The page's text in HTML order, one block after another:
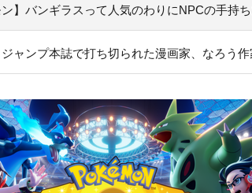
ン】バンギラスって人気のわりにNPCの手持
ジャンプ本誌で打ち切られた漫画家、なろう